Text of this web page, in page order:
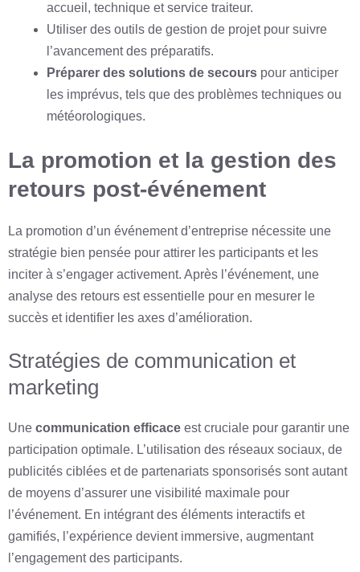
accueil, technique et service traiteur.
Utiliser des outils de gestion de projet pour suivre
l’avancement des préparatifs.
Préparer des solutions de secours pour anticiper
les imprévus, tels que des problèmes techniques ou
météorologiques.
La promotion et la gestion des
retours post-événement
La promotion d’un événement d’entreprise nécessite une
stratégie bien pensée pour attirer les participants et les
inciter à s’engager activement. Après l’événement, une
analyse des retours est essentielle pour en mesurer le
succès et identifier les axes d’amélioration.
Stratégies de communication et
marketing
Une communication efficace est cruciale pour garantir une
participation optimale. L’utilisation des réseaux sociaux, de
publicités ciblées et de partenariats sponsorisés sont autant
de moyens d’assurer une visibilité maximale pour
l’événement. En intégrant des éléments interactifs et
gamifiés, l’expérience devient immersive, augmentant
l’engagement des participants.